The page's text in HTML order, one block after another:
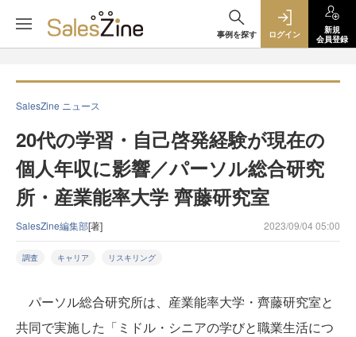
事例を探す ログイン
新規
会員登録
SalesZine ニュース
20代の学習・自己啓発経験が現在の
個人年収に影響／パーソル総合研究
所・産業能率大学 齊藤研究室
SalesZine編集部[著] 2023/09/04 05:00
調査 キャリア リスキリング
パーソル総合研究所は、産業能率大学・齊藤研究室と
共同で実施した「ミドル・シニアの学びと職業生活につ